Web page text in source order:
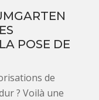
POSE DE
de
? Voilà une